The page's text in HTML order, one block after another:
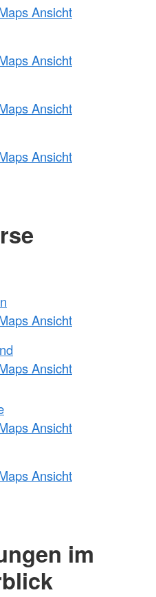
Ansicht
Ansicht
Ansicht
Ansicht
Ansicht
Ansicht
Ansicht
Ansicht
im